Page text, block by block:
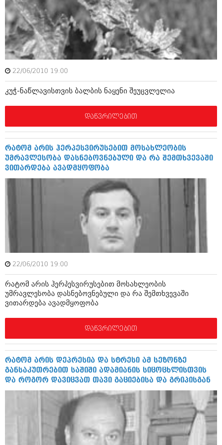
იანვარი 2016 (206)
დეკემბერი 2015 (207)
ნოემბერი 2015 (264)
ოქტომბერი 2015 (204)
სექტემბერი 2015 (215)
აგვისტო 2015 (286)
ივნისი 2015 (261)
აპრილი 2015 (208)
მარტი 2015 (365)
თებერვალი 2015 (286)
იანვარი 2015 (247)
ნოემბერი 2014 (290)
ოქტომბერი 2014 (292)
სექტემბერი 2014 (394)
ივლისი 2014 (313)
ივნისი 2014 (366)
აპრილი 2014 (290)
მარტი 2014 (413)
თებერვალი 2014 (318)
დეკემბერი 2013 (365)
ნოემბერი 2013 (279)
ოქტომბერი 2013 (256)
სექტემბერი 2013 (368)
აგვისტო 2013 (89)
ივლისი 2013 (182)
მაისი 2013 (259)
მარტი 2013 (352)
იანვარი 2013 (334)
დეკემბერი 2012 (98)
ნოემბერი 2012 (295)
ოქტომბერი 2012 (350)
სექტემბერი 2012 (264)
აგვისტო 2012 (268)
ივლისი 2012 (322)
ივნისი 2012 (282)
მაისი 2012 (240)
22/06/2010 19:00
კუჭ-ნაწლავისთვის ბალბის ნაყენი შეუცვლელია
დაწვრილებით
რატომ არის ჰერპესვირუსებით მოსახლეობის
უმრავლესობა დასნებოვნებული და რა შემთხვევაში
ვითარდება ავადმყოფობა
22/06/2010 19:00
რატომ არის ჰერპესვირუსებით მოსახლეობის
უმრავლესობა დასნებოვნებული და რა შემთხვევაში
ვითარდება ავადმყოფობა
დაწვრილებით
რატომ არის დეპრესია და სტრესი ამ სეზონზე
განსაკუთრებით საშიში ადამიანის სიცოცხლისთვის
და როგორ დავიცვათ თავი გაციებისა და გრიპისგან